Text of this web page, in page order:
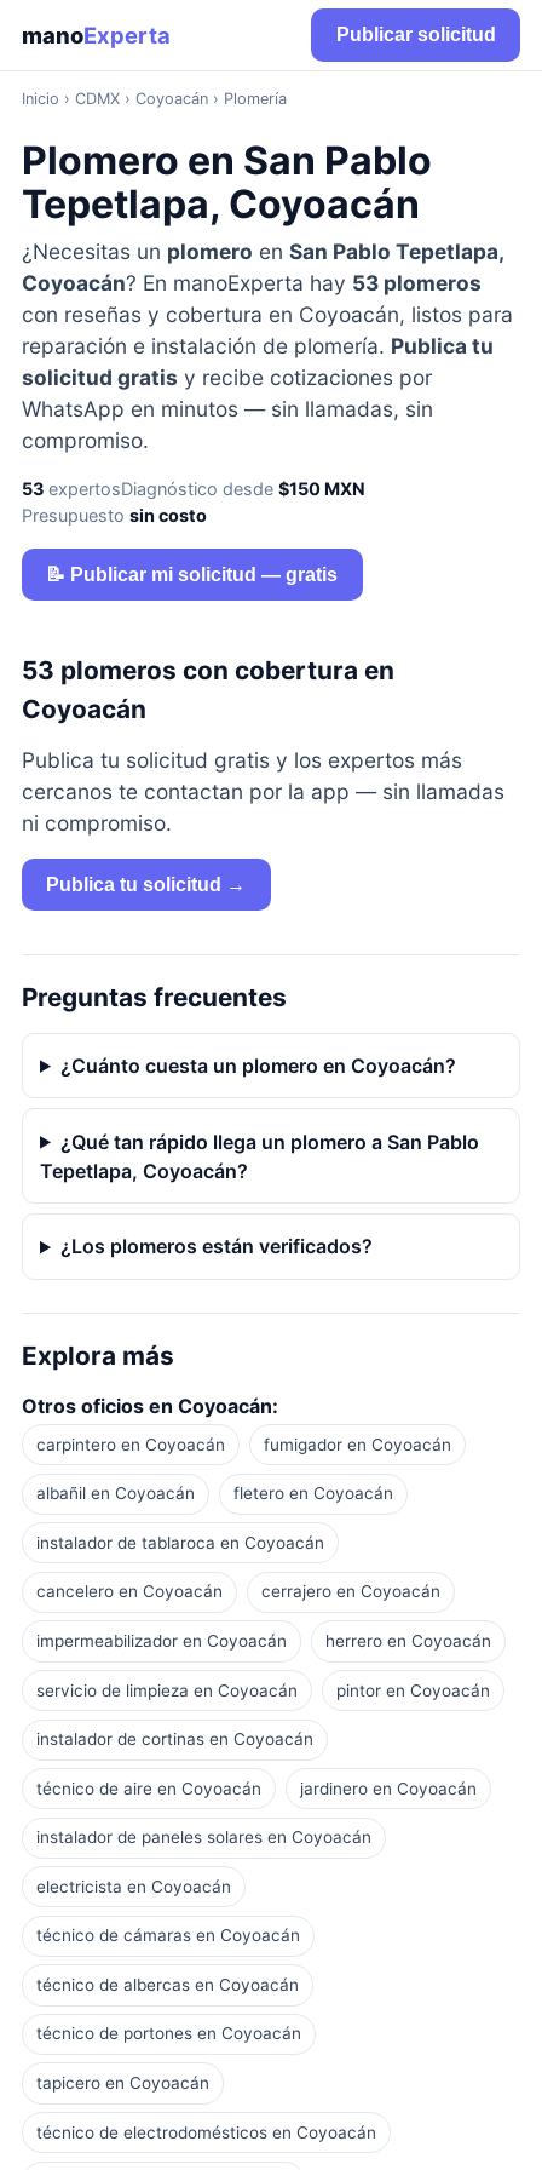
manoExperta Publicar solicitud
Inicio › CDMX› Coyoacán › Plomería
Plomero en San Pablo
Tepetlapa, Coyoacán
¿Necesitas un plomero en San Pablo Tepetlapa,
Coyoacán? En manoExperta hay 53 plomeros
con reseñas y cobertura en Coyoacán, listos para
reparación e instalación de plomería. Publica tu
solicitud gratis y recibe cotizaciones por
WhatsApp en minutos — sin llamadas, sin
compromiso.
53expertosDiagnóstico desde $150 MXN
Presupuesto sin costo
📝 Publicar mi solicitud — gratis
53 plomeros con cobertura en
Coyoacán
Publica tu solicitud gratis y los expertos más
cercanos te contactan por la app — sin llamadas
ni compromiso.
Publica tu solicitud →
Preguntas frecuentes
¿Cuánto cuesta un plomero en Coyoacán?
¿Qué tan rápido llega un plomero a San Pablo
Tepetlapa, Coyoacán?
¿Los plomeros están verificados?
Explora más
Otros oficios en Coyoacán:
carpintero en Coyoacán fumigador en Coyoacán
albañil en Coyoacán fletero en Coyoacán
instalador de tablaroca en Coyoacán
cancelero en Coyoacán cerrajero en Coyoacán
impermeabilizador en Coyoacán herrero en Coyoacán
servicio de limpieza en Coyoacán pintor en Coyoacán
instalador de cortinas en Coyoacán
técnico de aire en Coyoacán jardinero en Coyoacán
instalador de paneles solares en Coyoacán
electricista en Coyoacán
técnico de cámaras en Coyoacán
técnico de albercas en Coyoacán
técnico de portones en Coyoacán
tapicero en Coyoacán
técnico de electrodomésticos en Coyoacán